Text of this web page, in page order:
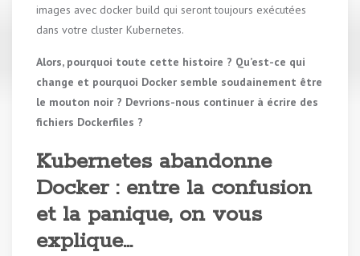
images avec docker build qui seront toujours exécutées
dans votre cluster Kubernetes.
Alors, pourquoi toute cette histoire ? Qu’est-ce qui
change et pourquoi Docker semble soudainement être
le mouton noir ? Devrions-nous continuer à écrire des
fichiers Dockerfiles ?
Kubernetes abandonne
Docker : entre la confusion
et la panique, on vous
explique…